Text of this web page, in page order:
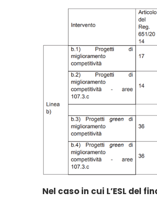
Nel caso in cui L’ESL del